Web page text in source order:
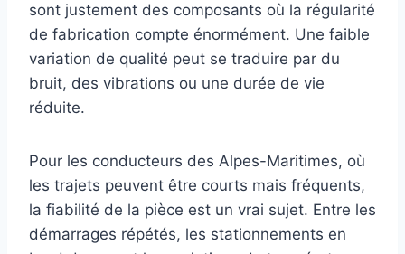
sont justement des composants où la régularité
de fabrication compte énormément. Une faible
variation de qualité peut se traduire par du
bruit, des vibrations ou une durée de vie
réduite.
Pour les conducteurs des Alpes-Maritimes, où
les trajets peuvent être courts mais fréquents,
la fiabilité de la pièce est un vrai sujet. Entre les
démarrages répétés, les stationnements en